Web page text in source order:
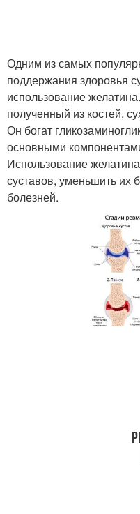
Одним из самых
поддержания здоровья
использование
полученный из костей,
Он богат
основными
Использование
суставов, уменьшить их
болезней.